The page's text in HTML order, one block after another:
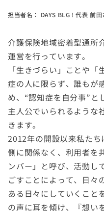
担当者名： DAYS BLG ! 代表 前田
介護保険地域密着型通所
運営を行っています。
「生きづらい」ことや
症の人に限らず、誰もが
め、“認知症を自分事”と
主人公でいられるような
きます。
2012年の開設以来私た
側に関係なく、利用者を
ンバー」と呼び、活動し
ごすことによって、日々
ある日々にしていくこと
の声に耳を傾け、『想い